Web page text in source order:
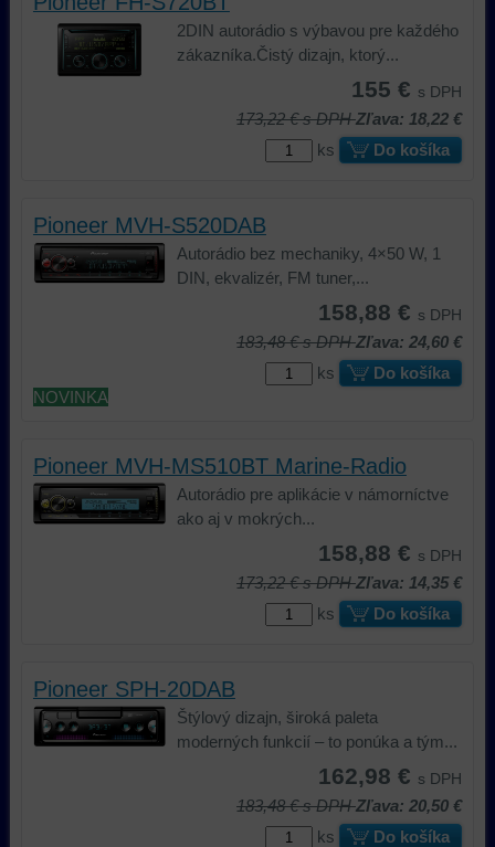
2DIN autorádio s výbavou pre každého
zákazníka.Čistý dizajn, ktorý...
155 € s DPH
173,22 €s DPH Zľava: 18,22 €
ks
Do košíka
Pioneer MVH-S520DAB
Autorádio bez mechaniky, 4×50 W, 1
DIN, ekvalizér, FM tuner,...
158,88 € s DPH
183,48 €s DPH Zľava: 24,60 €
ks
Do košíka
NOVINKA
Pioneer MVH-MS510BT Marine-Radio
Autorádio pre aplikácie v námorníctve
ako aj v mokrých...
158,88 € s DPH
173,22 €s DPH Zľava: 14,35 €
ks
Do košíka
Pioneer SPH-20DAB
Štýlový dizajn, široká paleta
moderných funkcií – to ponúka a tým...
162,98 € s DPH
183,48 €s DPH Zľava: 20,50 €
ks
Do košíka